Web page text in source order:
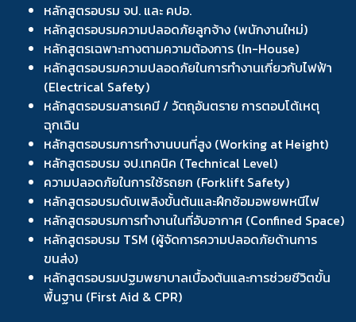
หลักสูตรอบรม จป. และ คปอ.
หลักสูตรอบรมความปลอดภัยลูกจ้าง (พนักงานใหม่)
หลักสูตรเฉพาะทางตามความต้องการ (In-House)
หลักสูตรอบรมความปลอดภัยในการทำงานเกี่ยวกับไฟฟ้า
(Electrical Safety)
หลักสูตรอบรมสารเคมี / วัตถุอันตราย การตอบโต้เหตุ
ฉุกเฉิน
หลักสูตรอบรมการทำงานบนที่สูง (Working at Height)
หลักสูตรอบรม จป.เทคนิค (Technical Level)
ความปลอดภัยในการใช้รถยก (Forklift Safety)
หลักสูตรอบรมดับเพลิงขั้นต้นและฝึกซ้อมอพยพหนีไฟ
หลักสูตรอบรมการทำงานในที่อับอากาศ (Confined Space)
หลักสูตรอบรม TSM (ผู้จัดการความปลอดภัยด้านการ
ขนส่ง)
หลักสูตรอบรมปฐมพยาบาลเบื้องต้นและการช่วยชีวิตขั้น
พื้นฐาน (First Aid & CPR)